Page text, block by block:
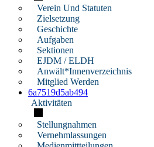
Verein Und Statuten
Zielsetzung
Geschichte
Aufgaben
Sektionen
EJDM / ELDH
Anwält*innenverzeichnis
Mitglied Werden
6a7519d5ab494
Aktivitäten
Stellungnahmen
Vernehmlassungen